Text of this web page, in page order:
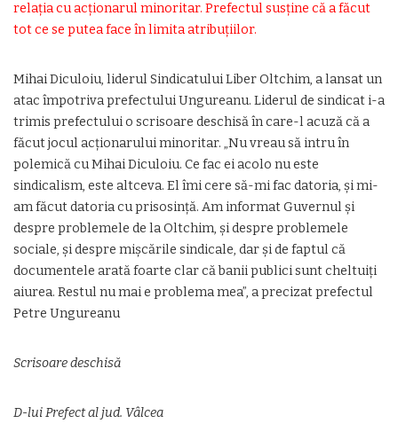
relația cu acționarul minoritar. Prefectul susține că a făcut
tot ce se putea face în limita atribuțiilor.
Mihai Diculoiu, liderul Sindicatului Liber Oltchim, a lansat un
atac împotriva prefectului Ungureanu. Liderul de sindicat i-a
trimis prefectului o scrisoare deschisă în care-l acuză că a
făcut jocul acționarului minoritar. „Nu vreau să intru în
polemică cu Mihai Diculoiu. Ce fac ei acolo nu este
sindicalism, este altceva. El îmi cere să-mi fac datoria, și mi-
am făcut datoria cu prisosință. Am informat Guvernul și
despre problemele de la Oltchim, și despre problemele
sociale, și despre mișcările sindicale, dar și de faptul că
documentele arată foarte clar că banii publici sunt cheltuiți
aiurea. Restul nu mai e problema mea”, a precizat prefectul
Petre Ungureanu
Scrisoare deschisă
D-lui Prefect al jud. Vâlcea